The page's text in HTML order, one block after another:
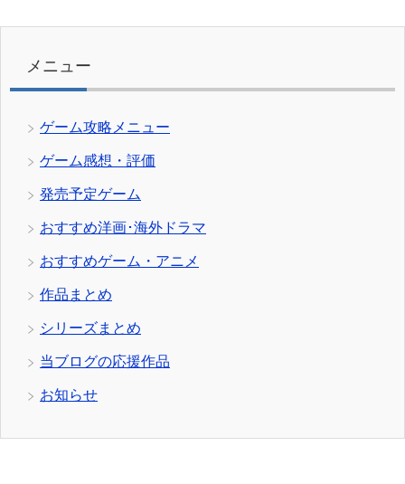
リ
メニュー
ゲーム攻略メニュー
ゲーム感想・評価
発売予定ゲーム
おすすめ洋画･海外ドラマ
おすすめゲーム・アニメ
作品まとめ
シリーズまとめ
当ブログの応援作品
お知らせ